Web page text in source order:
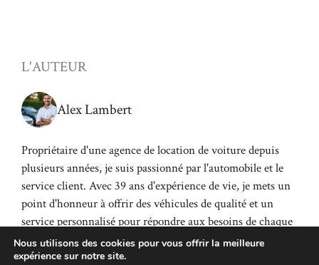
L'AUTEUR
Alex Lambert
Propriétaire d'une agence de location de voiture depuis
plusieurs années, je suis passionné par l'automobile et le
service client. Avec 39 ans d'expérience de vie, je mets un
point d'honneur à offrir des véhicules de qualité et un
service personnalisé pour répondre aux besoins de chaque
client.
Nous utilisons des cookies pour vous offrir la meilleure
expérience sur notre site.